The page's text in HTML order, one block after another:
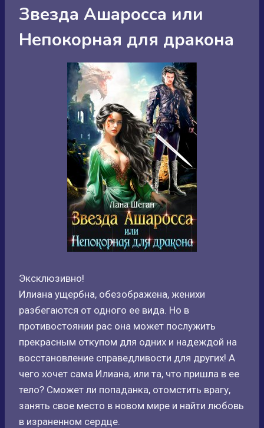
Звезда Ашаросса или
Непокорная для дракона
Эксклюзивно!
Илиана ущербна, обезображена, женихи
разбегаются от одного ее вида. Но в
противостоянии рас она может послужить
прекрасным откупом для одних и надеждой на
восстановление справедливости для других! А
чего хочет сама Илиана, или та, что пришла в ее
тело? Сможет ли попаданка, отомстить врагу,
занять свое место в новом мире и найти любовь
в израненном сердце.